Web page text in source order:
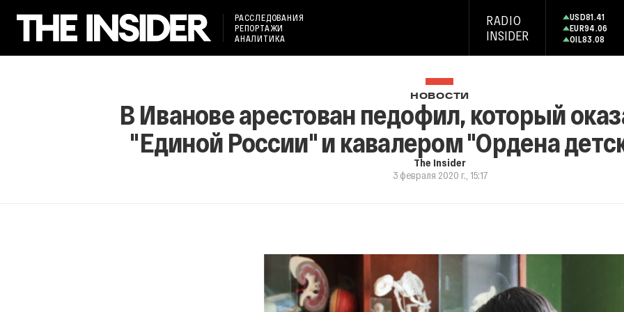
РАССЛЕДОВАНИЯ
РЕПОРТАЖИ
АНАЛИТИКА
RADIO
INSIDER
USD81.41
EUR94.06
OIL83.08
НОВОСТИ
В Иванове арестован педофил, который
"Единой России" и кавалером "Ордена
The Insider
3 февраля 2020 г., 15:17